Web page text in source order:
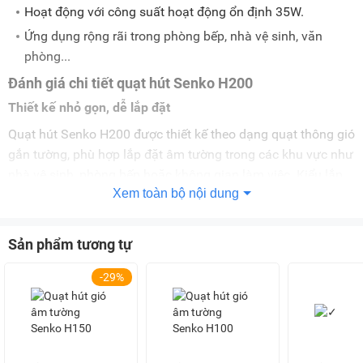
Hoạt động với công suất hoạt động ổn định 35W.
Ứng dụng rộng rãi trong phòng bếp, nhà vệ sinh, văn
phòng...
Đánh giá chi tiết quạt hút Senko H200
Thiết kế nhỏ gọn, dễ lắp đặt
Quạt hút Senko H200 được thiết kế theo dạng quạt thông gió
gắn tường, phù hợp lắp đặt âm tường trong các khu vực như
đặt này giúp thiết bị nằm gọn trong bề mặt tường, không
gọn gàng. Sản phẩm có kích thước tổng thể khoảng 30cm x
30cm x 14cm, phù hợp với kích thước lỗ cắt tường 25cm x
25cm, cùng trọng lượng khoảng 1,6kg, thuận tiện cho việc
lắp đặt trong nhiều vị trí khác nhau.
Xem toàn bộ nội dung
Sản phẩm tương tự
-29%